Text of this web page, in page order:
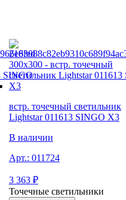
встр. точечный светильник
Lightstar 011613 SINGO X3
В наличии
Арт.: 011724
3 363 ₽
Точечные светильники